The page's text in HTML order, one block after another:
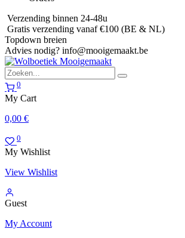
Verzending binnen 24-48u
Gratis verzending vanaf €100 (BE & NL)
Topdown breien
Advies nodig? info@mooigemaakt.be
0
My Cart
0,00 €
0
My Wishlist
View Wishlist
Guest
My Account